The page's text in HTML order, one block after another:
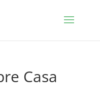
Casa